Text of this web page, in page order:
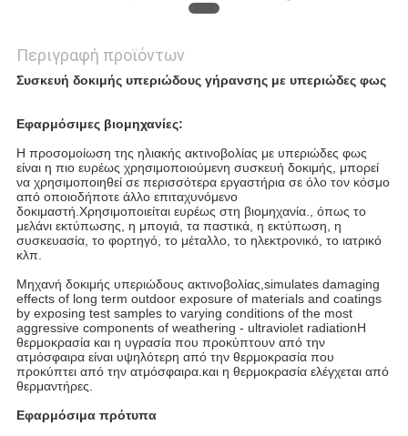
Περιγραφή προϊόντων
Συσκευή δοκιμής υπεριώδους γήρανσης με υπεριώδες φως
Εφαρμόσιμες βιομηχανίες:
Η προσομοίωση της ηλιακής ακτινοβολίας με υπεριώδες φως
είναι η πιο ευρέως χρησιμοποιούμενη συσκευή δοκιμής, μπορεί
να χρησιμοποιηθεί σε περισσότερα εργαστήρια σε όλο τον κόσμο
από οποιοδήποτε άλλο επιταχυνόμενο
δοκιμαστή.Χρησιμοποιείται ευρέως στη βιομηχανία., όπως το
μελάνι εκτύπωσης, η μπογιά, τα παστικά, η εκτύπωση, η
συσκευασία, το φορτηγό, το μέταλλο, το ηλεκτρονικό, το ιατρικό
κλπ.
Μηχανή δοκιμής υπεριώδους ακτινοβολίας,simulates damaging
effects of long term outdoor exposure of materials and coatings
by exposing test samples to varying conditions of the most
aggressive components of weathering - ultraviolet radiationΗ
θερμοκρασία και η υγρασία που προκύπτουν από την
ατμόσφαιρα είναι υψηλότερη από την θερμοκρασία που
προκύπτει από την ατμόσφαιρα.και η θερμοκρασία ελέγχεται από
θερμαντήρες.
Εφαρμόσιμα πρότυπα